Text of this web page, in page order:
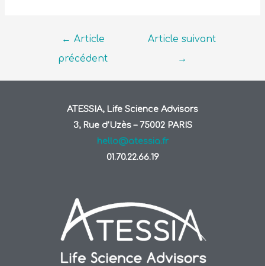
← Article
précédent
Article suivant
→
ATESSIA, Life Science Advisors
3, Rue d’Uzès – 75002 PARIS
hello@atessia.fr
01.70.22.66.19